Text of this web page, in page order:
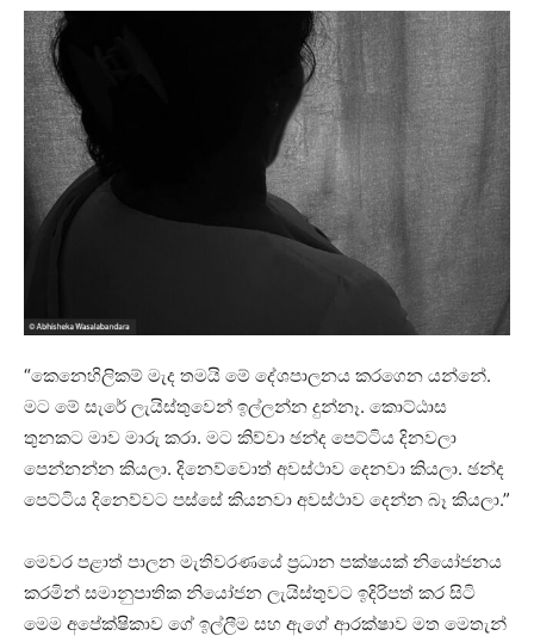
“කෙනෙහිලිකම් මැද තමයි මේ දේශපාලනය කරගෙන යන්නේ.
මට මේ සැරේ ලැයිස්තුවෙන් ඉල්ලන්න දුන්නෑ. කොට්ඨාස
තුනකට මාව මාරු කරා. මට කිව්වා ඡන්ද පෙට්ටිය දිනවලා
පෙන්නන්න කියලා. දිනෙව්වොත් අවස්ථාව දෙනවා කියලා. ඡන්ද
පෙට්ටිය දිනෙව්වට පස්සේ කියනවා අවස්ථාව දෙන්න බෑ කියලා.”
මෙවර පළාත් පාලන මැතිවරණයේ ප්‍රධාන පක්ෂයක් නියෝජනය
කරමින් සමානුපාතික නියෝජන ලැයිස්තුවට ඉදිරිපත් කර සිටි
මෙම අපේක්ෂිකාව ගේ ඉල්ලීම සහ ඇගේ ආරක්ෂාව මත මෙතැන්